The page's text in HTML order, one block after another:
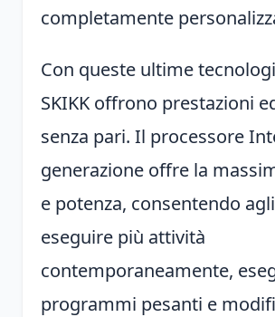
completamente
Con queste ultime
SKIKK offrono prestazioni
senza pari. Il processore
generazione offre la
e potenza, consentendo
eseguire più attività
contemporaneamente,
programmi pesanti e